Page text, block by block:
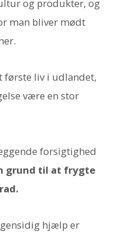
og produkter, og
man bliver mødt
første liv i udlandet,
være en stor
forsigtighed
grund til at frygte
hjælp er